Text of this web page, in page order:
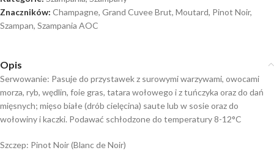
Znaczników: Champagne, Grand Cuvee Brut, Moutard, Pinot Noir,
Szampan, Szampania AOC
Opis
Serwowanie: Pasuje do przystawek z surowymi warzywami, owocami
morza, ryb, wędlin, foie gras, tatara wołowego i z tuńczyka oraz do dań
mięsnych; mięso białe (drób cielęcina) saute lub w sosie oraz do
wołowiny i kaczki. Podawać schłodzone do temperatury 8-12°C
Szczep: Pinot Noir (Blanc de Noir)